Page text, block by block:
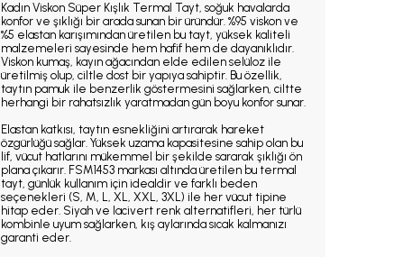
Kadın Viskon Süper Kışlık Termal Tayt, soğuk havalarda
konfor ve şıklığı bir arada sunan bir üründür. %95 viskon ve
%5 elastan karışımından üretilen bu tayt, yüksek kaliteli
malzemeleri sayesinde hem hafif hem de dayanıklıdır.
Viskon kumaş, kayın ağacından elde edilen selüloz ile
üretilmiş olup, ciltle dost bir yapıya sahiptir. Bu özellik,
taytın pamuk ile benzerlik göstermesini sağlarken, ciltte
herhangi bir rahatsızlık yaratmadan gün boyu konfor sunar.
Elastan katkısı, taytın esnekliğini artırarak hareket
özgürlüğü sağlar. Yüksek uzama kapasitesine sahip olan bu
lif, vücut hatlarını mükemmel bir şekilde sararak şıklığı ön
plana çıkarır. FSM1453 markası altında üretilen bu termal
tayt, günlük kullanım için idealdir ve farklı beden
seçenekleri (S, M, L, XL, XXL, 3XL) ile her vücut tipine
hitap eder. Siyah ve lacivert renk alternatifleri, her türlü
kombinle uyum sağlarken, kış aylarında sıcak kalmanızı
garanti eder.